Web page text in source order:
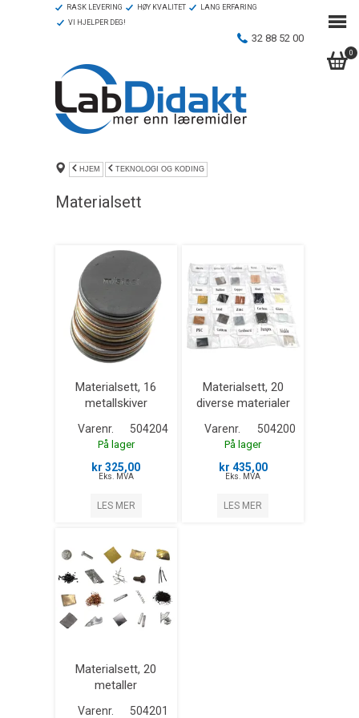
0
RASK LEVERING HØY KVALITET
LANG ERFARING
VI HJELPER DEG!
32 88 52 00
HJEM TEKNOLOGI OG KODING
Materialsett
Materialsett, 16
metallskiver
Varenr. 504204
På lager
kr 325,00
Eks. MVA
LES MER
Materialsett, 20
diverse materialer
Varenr. 504200
På lager
kr 435,00
Eks. MVA
LES MER
Materialsett, 20
metaller
Varenr. 504201